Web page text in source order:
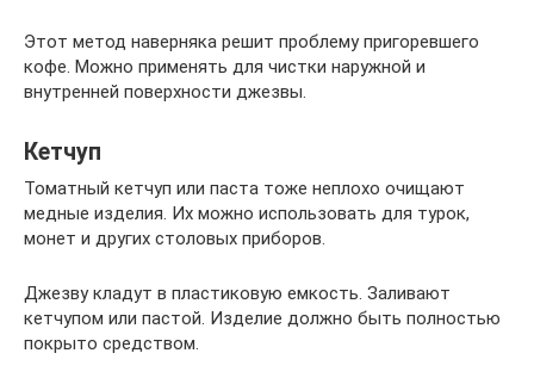
Этот метод наверняка решит проблему пригоревшего
кофе. Можно применять для чистки наружной и
внутренней поверхности джезвы.
Кетчуп
Томатный кетчуп или паста тоже неплохо очищают
медные изделия. Их можно использовать для турок,
монет и других столовых приборов.
Джезву кладут в пластиковую емкость. Заливают
кетчупом или пастой. Изделие должно быть полностью
покрыто средством.